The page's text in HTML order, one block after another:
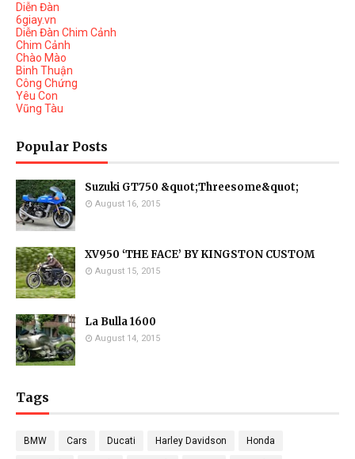
Diễn Đàn
6giay.vn
Diễn Đàn Chim Cảnh
Chim Cảnh
Chào Mào
Binh Thuận
Công Chứng
Yêu Con
Vũng Tàu
Popular Posts
Suzuki GT750 &quot;Threesome&quot;
August 16, 2015
XV950 ‘THE FACE’ BY KINGSTON CUSTOM
August 15, 2015
La Bulla 1600
August 14, 2015
Tags
BMW Cars Ducati Harley Davidson Honda